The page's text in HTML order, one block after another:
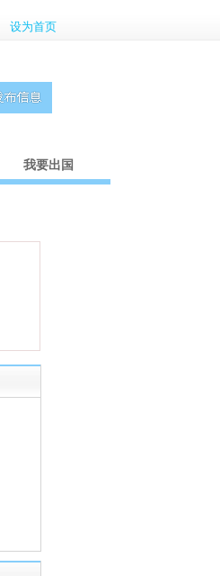
设为首页
我要出国